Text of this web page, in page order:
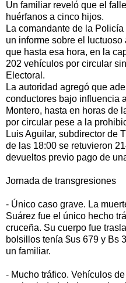
Un familiar reveló que el
huérfanos a cinco hijos.
La comandante de la
un informe sobre el
que hasta esa hora, en la
202 vehículos por circular
Electoral.
La autoridad agregó que
conductores bajo influencia
Montero, hasta en horas de
por circular pese a la
Luis Aguilar, subdirector de
de las 18:00 se retuvieron
devueltos previo pago de
Jornada de transgresiones
- Único caso grave. La
Suárez fue el único hecho
cruceña. Su cuerpo fue
bolsillos tenía $us 679 y Bs
un familiar.
- Mucho tráfico. Vehículos